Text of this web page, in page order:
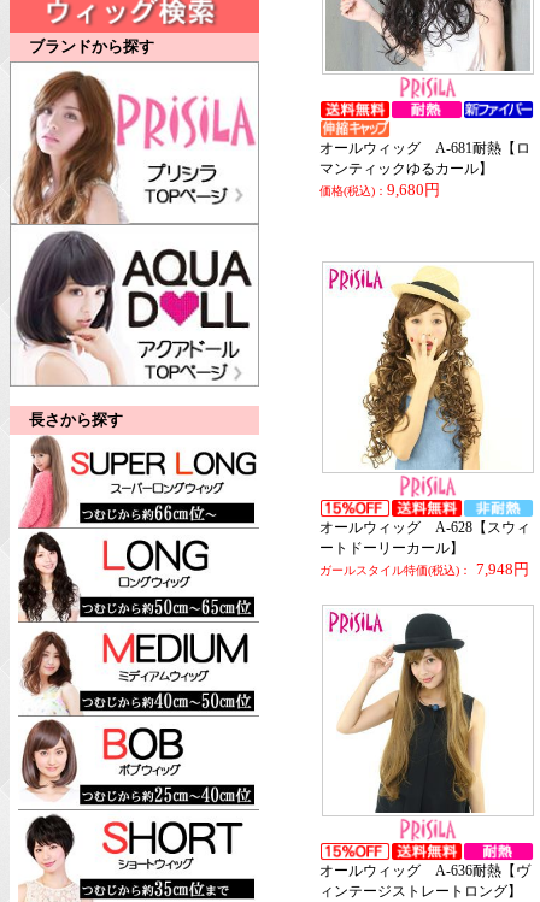
ブランドから探す
長さから探す
オールウィッグ A-681耐熱【ロ
マンティックゆるカール】
価格(税込)： 9,680円
オールウィッグ A-628【スウィ
ートドーリーカール】
ガールスタイル特価(税込)： 7,948円
オールウィッグ A-636耐熱【ヴ
ィンテージストレートロング】